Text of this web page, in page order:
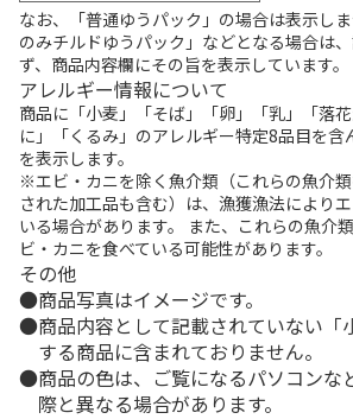
なお、「普通ゆうパック」の場合は表示し
のみチルドゆうパック」などとなる場合は
ず、商品内容欄にその旨を表示しています。
アレルギー情報について
商品に「小麦」「そば」「卵」「乳」「落
に」「くるみ」のアレルギー特定8品目を含
を表示します。
※エビ・カニを除く魚介類（これらの魚介
された加工品も含む）は、漁獲漁法により
いる場合があります。 また、これらの魚介
ビ・カニを食べている可能性があります。
その他
商品写真はイメージです。
商品内容として記載されていない「
する商品に含まれておりません。
商品の色は、ご覧になるパソコンな
際と異なる場合があります。